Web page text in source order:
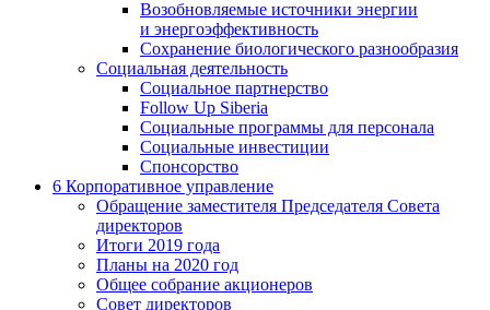
Возобновляемые источники энергии
и энергоэффективность
Сохранение биологического разнообразия
Социальная деятельность
Социальное партнерство
Follow Up Siberia
Социальные программы для персонала
Социальные инвестиции
Спонсорство
6 Корпоративное управление
Обращение заместителя Председателя Совета
директоров
Итоги 2019 года
Планы на 2020 год
Общее собрание акционеров
Совет директоров